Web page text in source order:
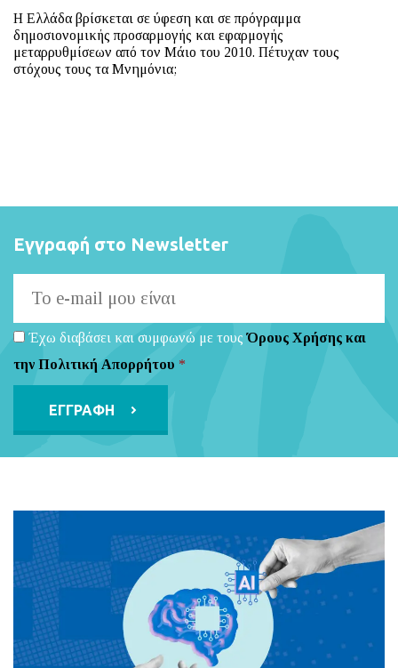
Η Ελλάδα βρίσκεται σε ύφεση και σε πρόγραμμα
δημοσιονομικής προσαρμογής και εφαρμογής
μεταρρυθμίσεων από τον Μάιο του 2010. Πέτυχαν τους
στόχους τους τα Μνημόνια;
Εγγραφή στο Newsletter
Έχω διαβάσει και συμφωνώ με τουςΌρους Χρήσης και
την Πολιτική Απορρήτου *